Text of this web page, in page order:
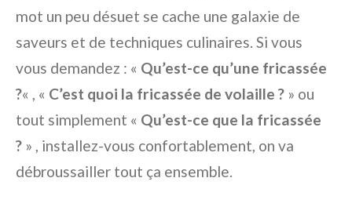
mot un peu désuet se cache une galaxie de
saveurs et de techniques culinaires. Si vous
vous demandez : « Qu’est-ce qu’une fricassée
?« , « C’est quoi la fricassée de volaille ? » ou
tout simplement « Qu’est-ce que la fricassée
? » , installez-vous confortablement, on va
débroussailler tout ça ensemble.